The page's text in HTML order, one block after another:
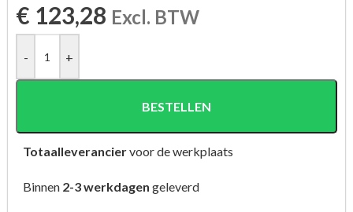
€ 123,28 Excl. BTW
- +
BESTELLEN
Totaalleveranciervoor de werkplaats
Binnen 2-3 werkdagen geleverd